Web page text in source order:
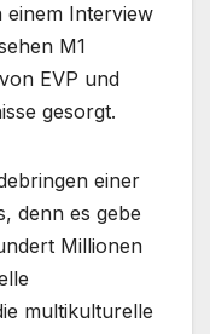
einem Interview
M1
EVP und
gesorgt.
einer
denn es gebe
Millionen
multikulturelle